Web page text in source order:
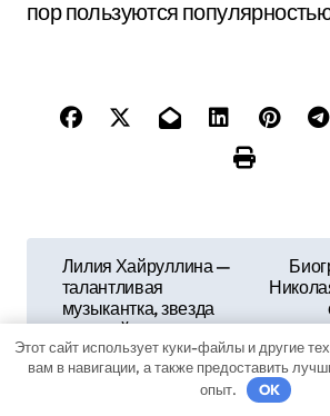
пор пользуются
в
Лилия Хайруллина —
талантливая
музыкантка, звезда
оперной сцены,
победительница
престижных
Этот сайт использует куки-файлы и другие
вам в навигации, а также предоставить
опыт.
OK